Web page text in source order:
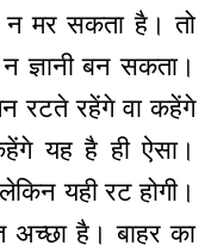
न मर सकता है। तो
ज्ञानी बन सकता।
रटते रहेंगे वा कहेंगे
यह है ही ऐसा।
यही रट होगी।
अच्छा है। बाहर का